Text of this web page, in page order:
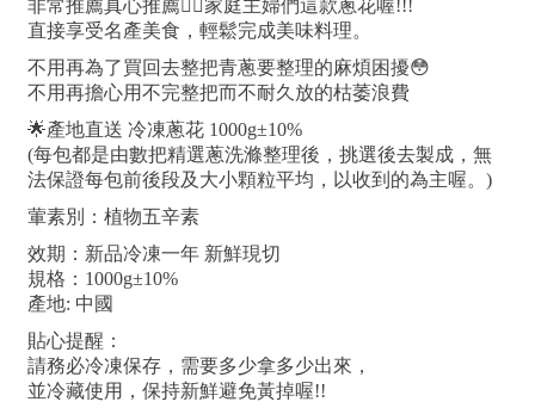
非常推薦真心推薦👍🏻家庭主婦們這款蔥花喔!!!
直接享受名產美食，輕鬆完成美味料理。
不用再為了買回去整把青蔥要整理的麻煩困擾😳
不用再擔心用不完整把而不耐久放的枯萎浪費
🌟產地直送 冷凍蔥花 1000g±10%
(每包都是由數把精選蔥洗滌整理後，挑選後去製成，無
法保證每包前後段及大小顆粒平均，以收到的為主喔。)
葷素別：植物五辛素
效期：新品冷凍一年 新鮮現切
規格：1000g±10%
產地: 中國
貼心提醒：
請務必冷凍保存，需要多少拿多少出來，
並冷藏使用，保持新鮮避免黃掉喔!!